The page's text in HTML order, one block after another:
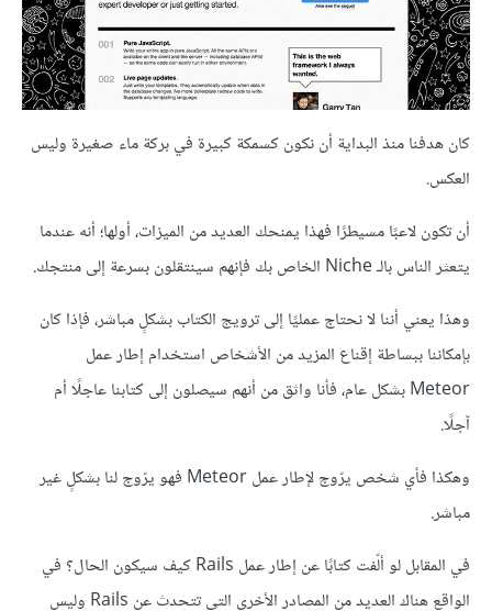
كان هدفنا منذ البداية أن نكون كسمكة كبيرة في بركة ماء صغيرة وليس
العكس.
أن تكون لاعبًا مسيطرًا فهذا يمنحك العديد من الميزات، أولها؛ أنه عندما
يتعثر الناس بالـ Niche الخاص بك فإنهم سينتقلون بسرعة إلى منتجك.
وهذا يعني أننا لا نحتاج عمليًا إلى ترويج الكتاب بشكلٍ مباشر، فإذا كان
بإمكاننا ببساطة إقناع المزيد من الأشخاص استخدام إطار عمل
Meteor بشكل عام، فأنا واثق من أنهم سيصلون إلى كتابنا عاجلًا أم
آجلًا.
وهكذا فأي شخص يرّوج لإطار عمل Meteor فهو يرّوج لنا بشكلٍ غير
مباشر.
في المقابل لو ألّفت كتابًا عن إطار عمل Rails كيف سيكون الحال؟ في
الواقع هناك العديد من المصادر الأخرى التي تتحدث عن Rails وليس